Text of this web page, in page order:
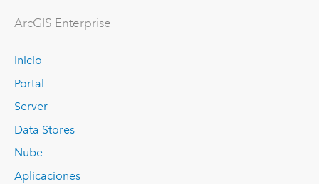
ArcGIS Enterprise
Inicio
Portal
Server
Data Stores
Nube
Aplicaciones